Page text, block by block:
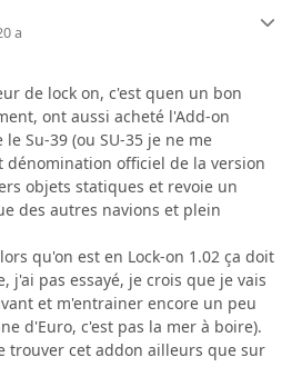
a
de lock on, c'est quen un bon
ont aussi acheté l'Add-on
Su-39 (ou SU-35 je ne me
officiel de la version
objets statiques et revoie un
des autres navions et plein
qu'on est en Lock-on 1.02 ça doit
j'ai pas essayé, je crois que je vais
et m'entrainer encore un peu
d'Euro, c'est pas la mer à boire).
trouver cet addon ailleurs que sur